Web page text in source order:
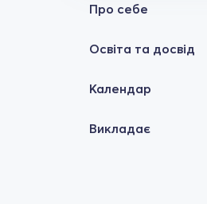
Про себе
Освіта та досвід
Календар
Викладає